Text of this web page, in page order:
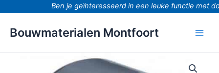
Ben je geïnteresseerd in een leuke functie met
Bouwmaterialen Montfoort